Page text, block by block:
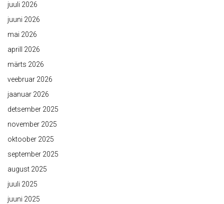
juuli 2026
juuni 2026
mai 2026
aprill 2026
märts 2026
veebruar 2026
jaanuar 2026
detsember 2025
november 2025
oktoober 2025
september 2025
august 2025
juuli 2025
juuni 2025